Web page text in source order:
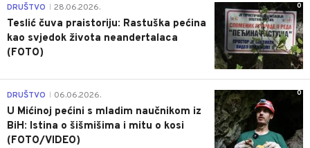
0
DRUŠTVO 28.06.2026.
Teslić čuva praistoriju: Rastuška pećina
kao svjedok života neandertalaca
(FOTO)
0
DRUŠTVO 06.06.2026.
U Mićinoj pećini s mladim naučnikom iz
BiH: Istina o šišmišima i mitu o kosi
(FOTO/VIDEO)